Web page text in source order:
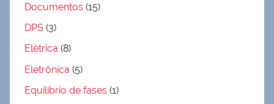
Documentos (15)
DPS (3)
Elétrica (8)
Eletrônica (5)
Equilíbrio de fases (1)